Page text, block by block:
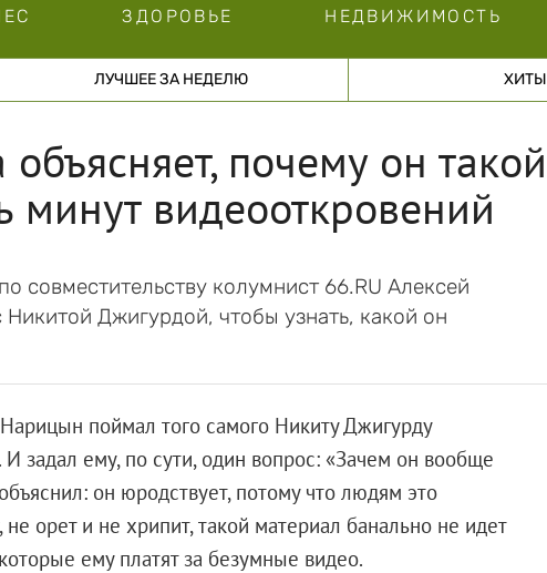
ЗДОРОВЬЕ НЕДВИЖИМОСТЬ
ЛУЧШЕЕ ЗА НЕДЕЛЮ ХИТЫ
почему он такой
минут видеооткровений
совместительству колумнист 66.RU Алексей
Джигурдой, чтобы узнать, какой он
поймал того самого Никиту Джигурду
задал ему, по сути, один вопрос: «Зачем он вообще
он юродствует, потому что людям это
не орет и не хрипит, такой материал банально не идет
ему платят за безумные видео.